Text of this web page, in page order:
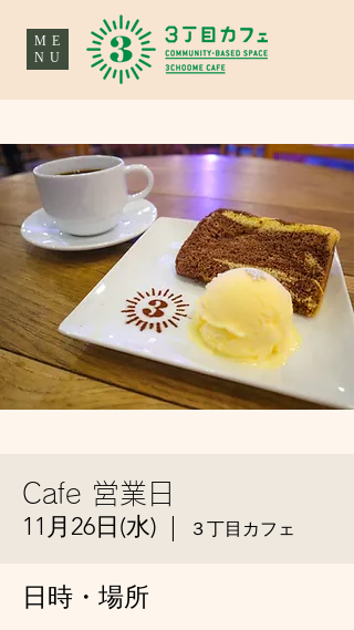
ME
NU
Cafe 営業日
11月26日(水) ３丁目カフェ
日時・場所